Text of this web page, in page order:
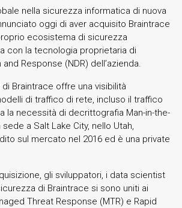
nella sicurezza informatica di nuova
oggi di aver acquisito Braintrace
ecosistema di sicurezza
con la tecnologia proprietaria di
Response (NDR) dell’azienda.
Braintrace offre una visibilità
di traffico di rete, incluso il traffico
la necessità di decrittografia Man-in-the-
a Salt Lake City, nello Utah,
sul mercato nel 2016 ed è una private
gli sviluppatori, i data scientist
di Braintrace si sono uniti ai
Threat Response (MTR) e Rapid